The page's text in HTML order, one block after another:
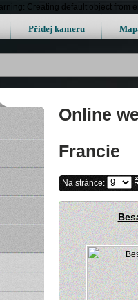
Creating default object from
Přidej kameru
Online
Francie
Na stránce: